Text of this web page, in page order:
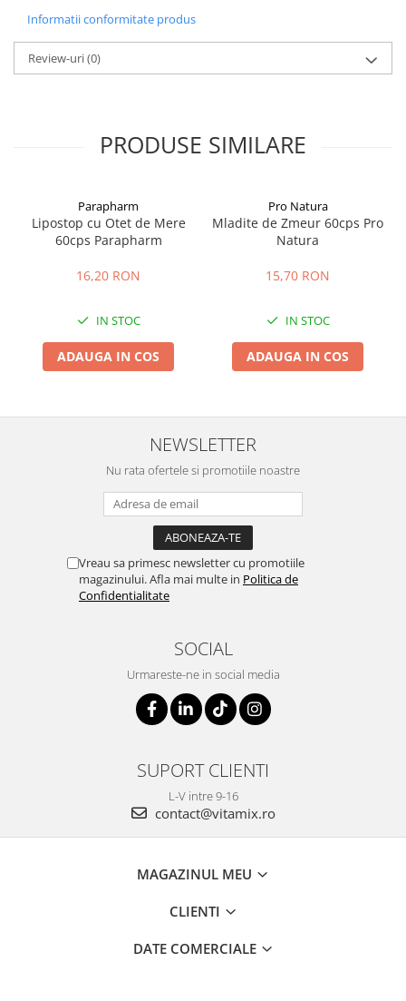
Informatii conformitate produs
Review-uri(0)
PRODUSE SIMILARE
Parapharm
Lipostop cu Otet de Mere
60cps Parapharm
16,20 RON
IN STOC
ADAUGA IN COS
Pro Natura
Mladite de Zmeur 60cps Pro
Natura
15,70 RON
IN STOC
ADAUGA IN COS
NEWSLETTER
Nu rata ofertele si promotiile noastre
Vreau sa primesc newsletter cu promotiile
magazinului. Afla mai multe in Politica de
Confidentialitate
SOCIAL
Urmareste-ne in social media
SUPORT CLIENTI
L-V intre 9-16
contact@vitamix.ro
MAGAZINUL MEU
CLIENTI
DATE COMERCIALE